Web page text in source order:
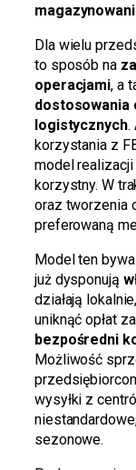
Dla wielu
to sposób na
operacjami, a
dostosowania
logistycznych.
korzystania z
model
korzystny. W
oraz tworzenia
preferowaną
Model ten
już dysponują
działają
uniknąć opłat
bezpośredni
Możliwość
wysyłki z
sezonowe.